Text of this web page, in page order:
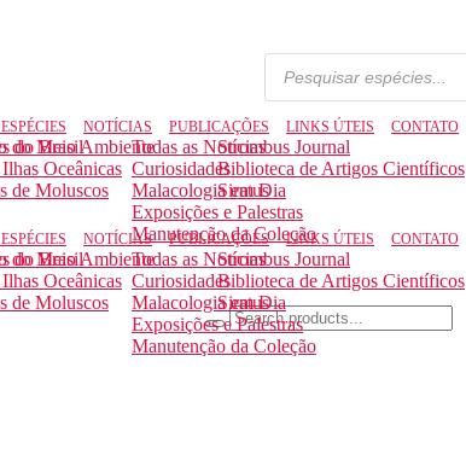
do Meio Ambiente
do Brasil
Oceânicas
de Moluscos
NOTÍCIAS
Todas as Notícias
Curiosidades
Malacologia em Dia
Exposições e Palestras
Manutenção da Coleção
PUBLICAÇÕES
Strombus Journal
Biblioteca de Artigos Científicos
Siratus
LINKS ÚTEIS CONTATO
do Meio Ambiente
do Brasil
Oceânicas
de Moluscos
NOTÍCIAS
Todas as Notícias
Curiosidades
Malacologia em Dia
Exposições e Palestras
Manutenção da Coleção
PUBLICAÇÕES
Strombus Journal
Biblioteca de Artigos Científicos
Siratus
LINKS ÚTEIS CONTATO